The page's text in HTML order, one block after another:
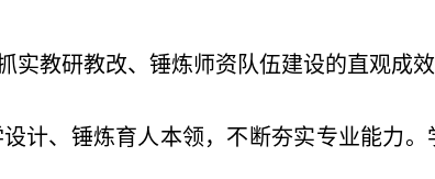
教研教改、锤炼师资队伍建设的直观成效
计、锤炼育人本领，不断夯实专业能力